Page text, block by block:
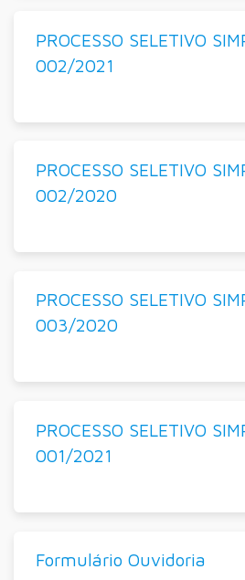
PROCESSO SELETIVO
002/2021
PROCESSO SELETIVO
002/2020
PROCESSO SELETIVO
003/2020
PROCESSO SELETIVO
001/2021
Formulário Ouvidoria